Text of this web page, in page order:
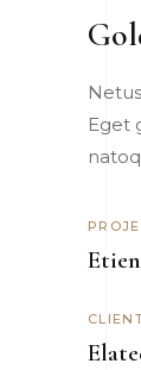
Eget